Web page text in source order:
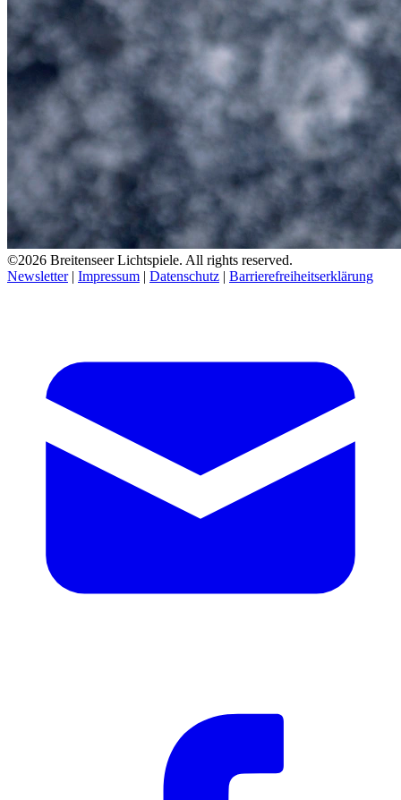
©2026 Breitenseer Lichtspiele. All rights reserved.
Newsletter| Impressum | Datenschutz | Barrierefreiheitserklärung